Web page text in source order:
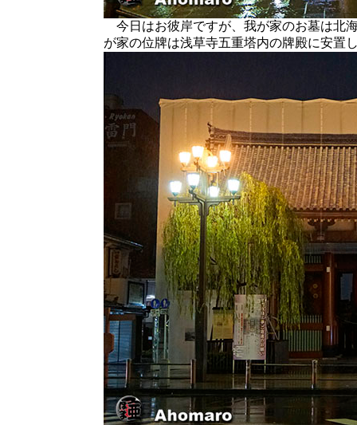
今日はお彼岸ですが、我が家のお墓は北
が家の位牌は浅草寺五重塔内の牌殿に安置